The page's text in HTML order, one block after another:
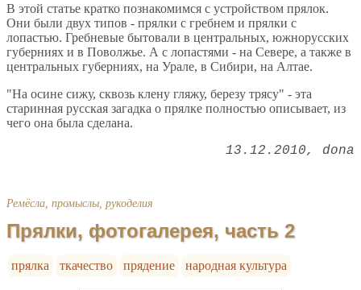
В этой статье кратко познакомимся с устройством прялок.
Они были двух типов - прялки с гребнем и прялки с
лопастью. Гребневые бытовали в центральных, южнорусских
губерниях и в Поволжье. А с лопастями - на Севере, а также в
центральных губерниях, на Урале, в Сибири, на Алтае.
"На осине сижу, сквозь клену гляжу, березу трясу" - эта
старинная русская загадка о прялке полностью описывает, из
чего она была сделана.
13.12.2010 dona
Ремёсла, промыслы, рукоделия
Прялки, фотогалерея, часть 2
прялка ткачество прядение народная культура